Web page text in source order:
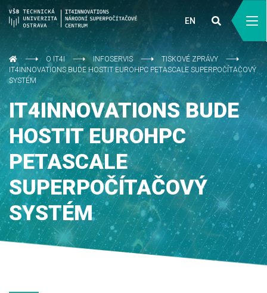
EN
O IT4I INFOSERVIS
TISKOVÉ ZPRÁVY
IT4INNOVATIONS BUDE HOSTIT EUROHPC PETASCALE SUPERPOČÍTAČOVÝ
SYSTÉM
IT4INNOVATIONS BUDE
HOSTIT EUROHPC
PETASCALE
SUPERPOČÍTAČOVÝ
SYSTÉM